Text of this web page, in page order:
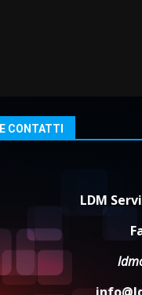
CONTATTI
LDM